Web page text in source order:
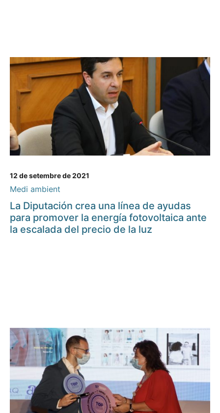
12 de setembre de 2021
Medi ambient
La Diputación crea una línea de ayudas
para promover la energía fotovoltaica ante
la escalada del precio de la luz